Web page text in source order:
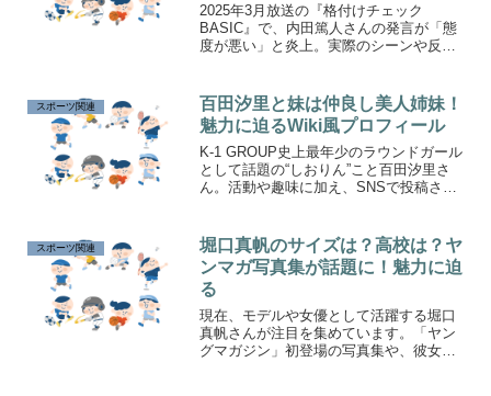
2025年3月放送の『格付けチェック
BASIC』で、内田篤人さんの発言が「態
度が悪い」と炎上。実際のシーンや反応
スポーツ関連
百田汐里と妹は仲良し美人姉妹！
魅力に迫るWiki風プロフィール
K-1 GROUP史上最年少のラウンドガール
として話題の“しおりん”こと百田汐里さ
ん。活動や趣味に加え、SNSで投稿され
ド、彼女の特技や今後の活躍についてご
紹介します。
スポーツ関連
堀口真帆のサイズは？高校は？ヤ
ンマガ写真集が話題に！魅力に迫
る
現在、モデルや女優として活躍する堀口
真帆さんが注目を集めています。「ヤン
グマガジン」初登場の写真集や、彼女の